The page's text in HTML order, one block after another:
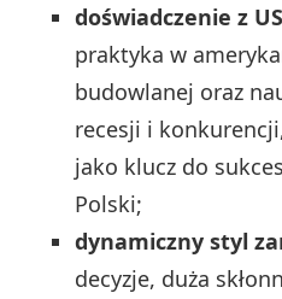
doświadczenie z
praktyka w
budowlanej oraz
recesji i
jako klucz do
Polski;
dynamiczny styl
decyzje, duża